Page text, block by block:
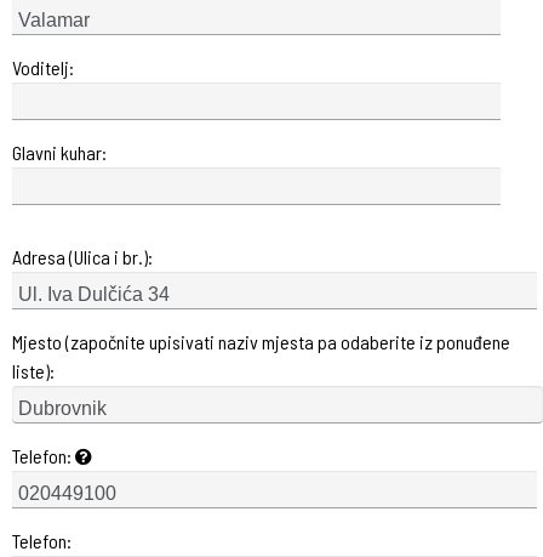
Voditelj:
Glavni kuhar:
Adresa (Ulica i br.):
Mjesto (započnite upisivati naziv mjesta pa odaberite iz ponuđene
liste):
Telefon:
Telefon: